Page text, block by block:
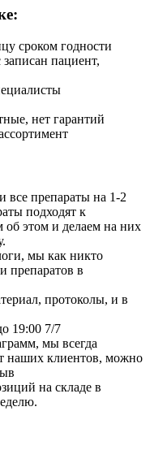
сроком годности
пациент,
нет гарантий
все препараты на 1-2
подходят к
этом и делаем на них
мы как никто
препаратов в
протоколы, и в
19:00 7/7
мы всегда
наших клиентов, можно
на складе в